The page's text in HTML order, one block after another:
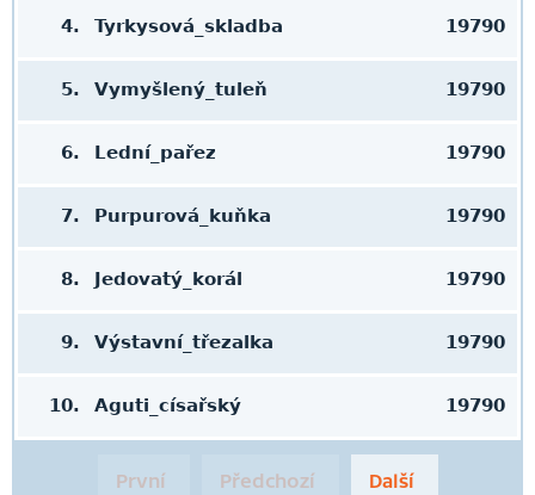
4. Tyrkysová_skladba 19790
5. Vymyšlený_tuleň 19790
6. Lední_pařez 19790
7. Purpurová_kuňka 19790
8. Jedovatý_korál 19790
9. Výstavní_třezalka 19790
10. Aguti_císařský 19790
První Předchozí Další